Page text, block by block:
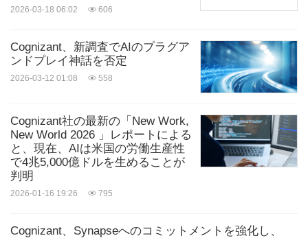
2026-03-18 06:02 606
Cognizant、新調査でAIのプラグア
ンドプレイ神話を否定
2026-03-12 01:08 558
Cognizant社の最新の「New Work,
New World 2026 」レポートによる
と、現在、AIは米国の労働生産性
で4兆5,000億ドルを生めることが
判明
2026-01-16 19:26 795
Cognizant、Synapseへのコミットメントを強化し、